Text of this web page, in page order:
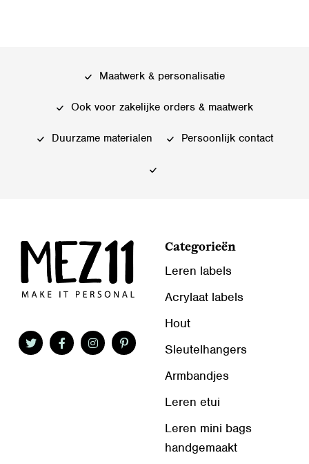
Maatwerk & personalisatie
Ook voor zakelijke orders & maatwerk
Duurzame materialen Persoonlijk contact
Categorieën
Leren labels
Acrylaat labels
Hout
Sleutelhangers
Armbandjes
Leren etui
Leren mini bags
handgemaakt